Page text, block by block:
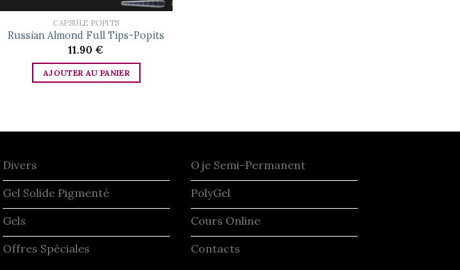
CAPSULE POPITS
Russian Almond Full Tips-Popits
11.90€
AJOUTER AU PANIER
Divers
Gel Solide Pigmenté
Gels
Offres Spéciales
Oje Semi-Permanent
PolyGel
Cours Online
Contacts